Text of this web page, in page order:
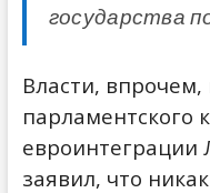
государства
Власти, впрочем,
парламентского
заявил, что